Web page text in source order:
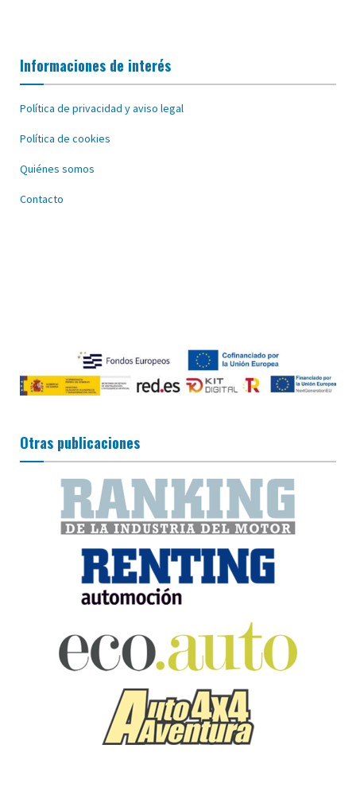
Informaciones de interés
Política de privacidad y aviso legal
Política de cookies
Quiénes somos
Contacto
Otras publicaciones